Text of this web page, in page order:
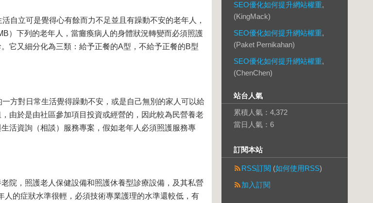
自立可是覺得心有餘而力不足並且有躁動不安的老年人，
）下列的老年人，當癱瘓病人的身體狀況轉變而必須照護
它又細分化為三類：給予正餐的A型，不給予正餐的B型
方對日常生活覺得躁動不安，或是自己無別的家人可以給
由於是由社區參加項目投資或經營的，因此較為民營養老
活資詢（相談）服務專案，假如老年人必須照護服務專
院，照護老人保健設備和照護休養型診療設備，及其私營
的症狀水準很輕，必須技術專業護理的水準還較低，有
SEO優化如何提升網站權重,
(KingMack)
SEO優化如何提升網站權重,
(Paket Pernikahan)
SEO優化如何提升網站權重,
(ChenChen)
站台人氣
累積人氣： 4,372
當日人氣： 6
訂閱本站
RSS訂閱 (如何使用RSS)
加入訂閱